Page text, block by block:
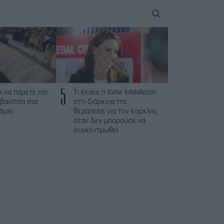
να πάρετε πιο
σας
5
Τι έκανε η Kate Middleton
στη διάρκεια της
θεραπείας για τον καρκίνο,
όταν δεν μπορούσε να
συγκεντρωθεί